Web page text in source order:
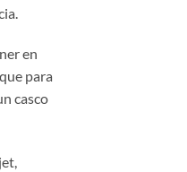
en
para
casco